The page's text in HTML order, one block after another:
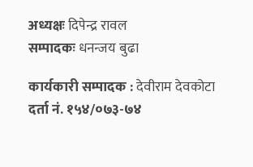
अध्यक्षःदिपेन्द्र रावल
सम्पादकःधनन्‍जय बुढा
कार्यकारी सम्पादक :देवीराम देवकोटा
दर्ता नं. १५४/०७३-७४